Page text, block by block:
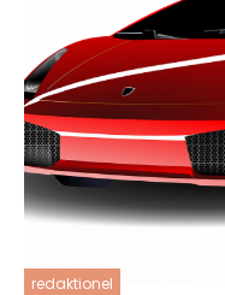
redaktionel